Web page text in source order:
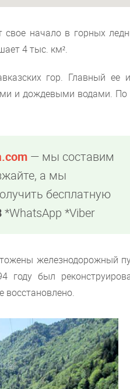
свое начало в горных
4 тыс. км².
гор. Главный ее
и дождевыми водами. По
— мы составим
а мы
бесплатную
*WhatsApp *Viber
железнодорожный
году был
восстановлено.